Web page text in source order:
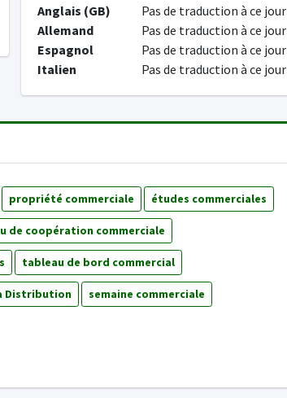
Anglais (GB)
Pas de traduction à ce jour
Allemand
Pas de traduction à ce jour
Espagnol
Pas de traduction à ce jour
Italien
Pas de traduction à ce jour
propriété commerciale études commerciales
de coopération commerciale
tableau de bord commercial
Distribution semaine commerciale